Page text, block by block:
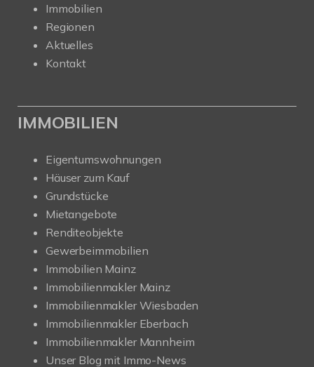
Immobilien
Regionen
Aktuelles
Kontakt
IMMOBILIEN
Eigentumswohnungen
Häuser zum Kauf
Grundstücke
Mietangebote
Renditeobjekte
Gewerbeimmobilien
Immobilien Mainz
Immobilienmakler Mainz
Immobilienmakler Wiesbaden
Immobilienmakler Eberbach
Immobilienmakler Mannheim
Unser Blog mit Immo-News